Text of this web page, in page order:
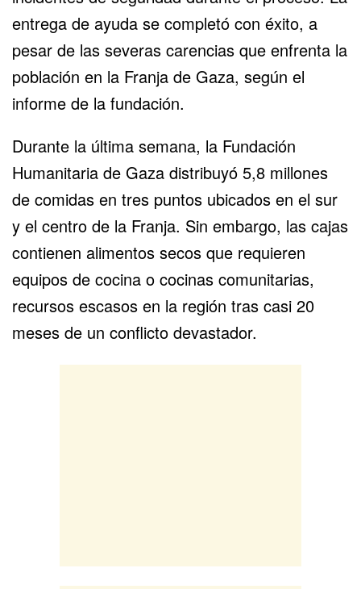
entrega de ayuda se completó con éxito, a
pesar de las severas carencias que enfrenta la
población en la Franja de Gaza, según el
informe de la fundación.
Durante la última semana, la Fundación
Humanitaria de Gaza distribuyó 5,8 millones
de comidas en tres puntos ubicados en el sur
y el centro de la Franja. Sin embargo, las cajas
contienen alimentos secos que requieren
equipos de cocina o cocinas comunitarias,
recursos escasos en la región tras casi 20
meses de un conflicto devastador.